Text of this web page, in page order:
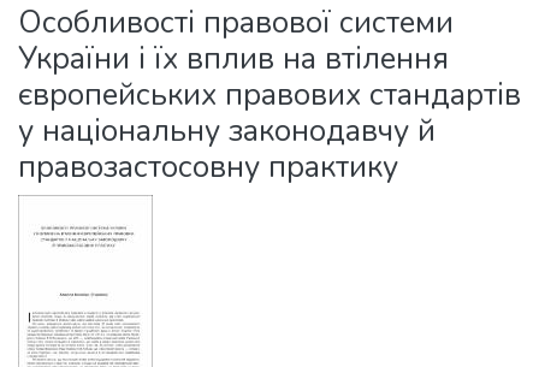
Statistics
Особливості правової системи
України і їх вплив на втілення
європейських правових стандартів
у національну законодавчу й
правозастосовну практику